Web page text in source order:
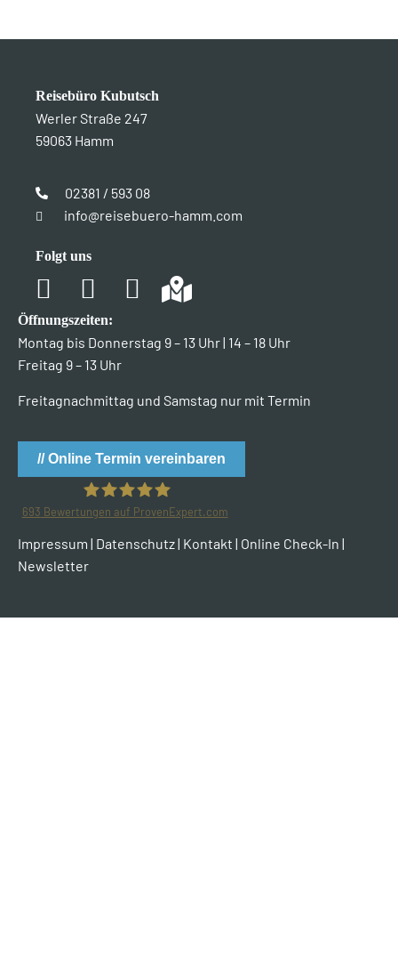
Reisebüro Kubutsch
Werler Straße 247
59063 Hamm
02381 / 593 08
info@reisebuero-hamm.com
Folgt uns
Öffnungszeiten:
Montag bis Donnerstag 9 – 13 Uhr | 14 – 18 Uhr
Freitag 9 – 13 Uhr
Freitagnachmittag und Samstag nur mit Termin
// Online Termin vereinbaren
TUI TRAVELStar Reisebüro Kubutsch
693 Bewertungen auf ProvenExpert.com
Impressum | Datenschutz| Kontakt | Online Check-In |
Newsletter